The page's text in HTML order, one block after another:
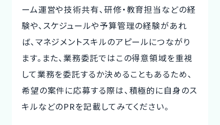
ーム運営や技術共有、研修・教育担当などの経
験や、スケジュールや予算管理の経験があれ
ば、マネジメントスキルのアピールにつながり
ます。また、業務委託ではこの得意領域を重視
して業務を委託するか決めることもあるため、
希望の案件に応募する際は、積極的に自身のス
キルなどのPRを記載してみてください。